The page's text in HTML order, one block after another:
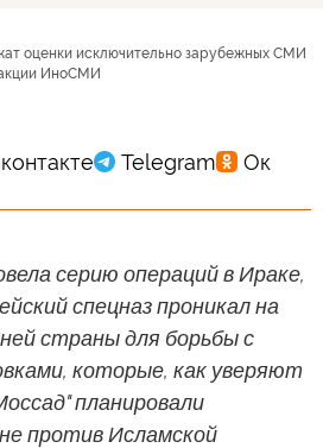
оценки исключительно зарубежных СМИ
ИноСМИ
серию операций в Ираке,
спецназ проникал на
страны для борьбы с
которые, как уверяют
планировали
против Исламской